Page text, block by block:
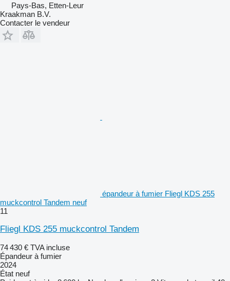
Pays-Bas, Etten-Leur
Kraakman B.V.
Contacter le vendeur
épandeur à fumier Fliegl KDS 255
muckcontrol Tandem neuf
11
Fliegl KDS 255 muckcontrol Tandem
74 430 € TVA incluse
Épandeur à fumier
2024
État neuf